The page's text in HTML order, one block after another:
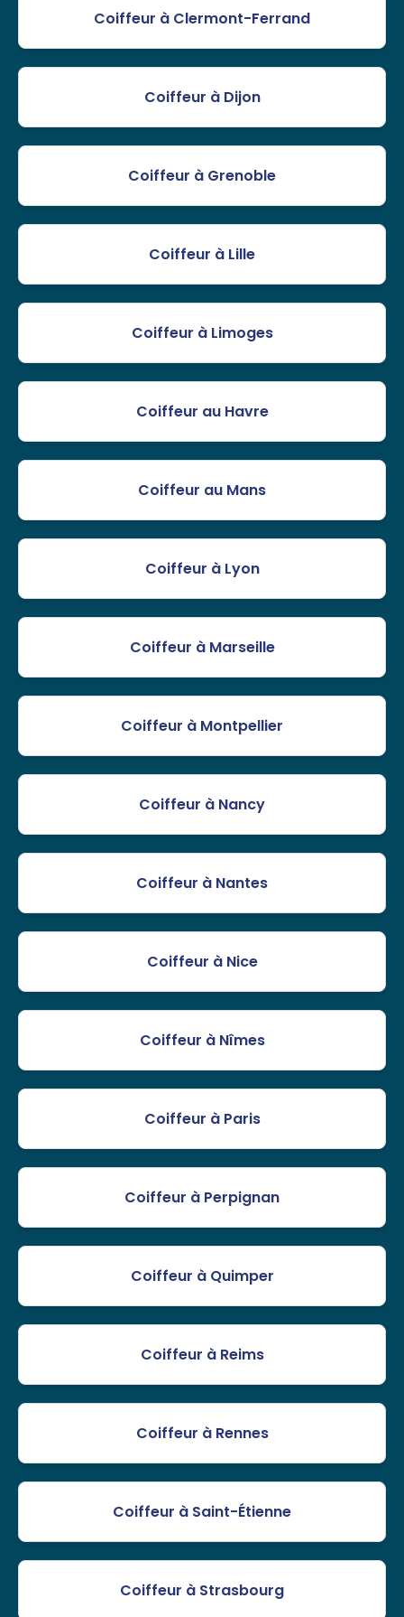
Coiffeur à Clermont-Ferrand
Coiffeur à Dijon
Coiffeur à Grenoble
Coiffeur à Lille
Coiffeur à Limoges
Coiffeur au Havre
Coiffeur au Mans
Coiffeur à Lyon
Coiffeur à Marseille
Coiffeur à Montpellier
Coiffeur à Nancy
Coiffeur à Nantes
Coiffeur à Nice
Coiffeur à Nîmes
Coiffeur à Paris
Coiffeur à Perpignan
Coiffeur à Quimper
Coiffeur à Reims
Coiffeur à Rennes
Coiffeur à Saint-Étienne
Coiffeur à Strasbourg